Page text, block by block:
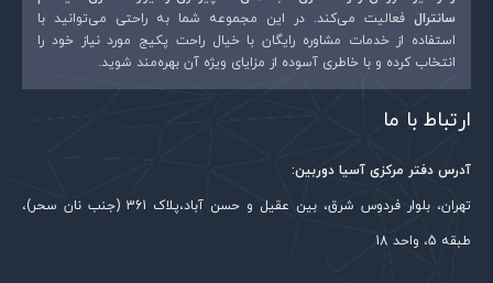
سانترال فعالیت می‌کند. در این مجموعه شما به راحتی می‌توانید با
استفاده از خدمات مشاوره رایگان با خیال راحت پکیج مورد نیاز خود را
انتخاب کرده و با خاطری آسوده از مزایای ویژه آن بهره‌مند شوید.
ارتباط با ما
آدرس دفتر مرکزی آسیا دوربین:
تهران، بلوار فردوس شرق، بین عقیل و حسن آباد،پلاک 361 (جنب نان سحر)،
طبقه 5، واحد 18